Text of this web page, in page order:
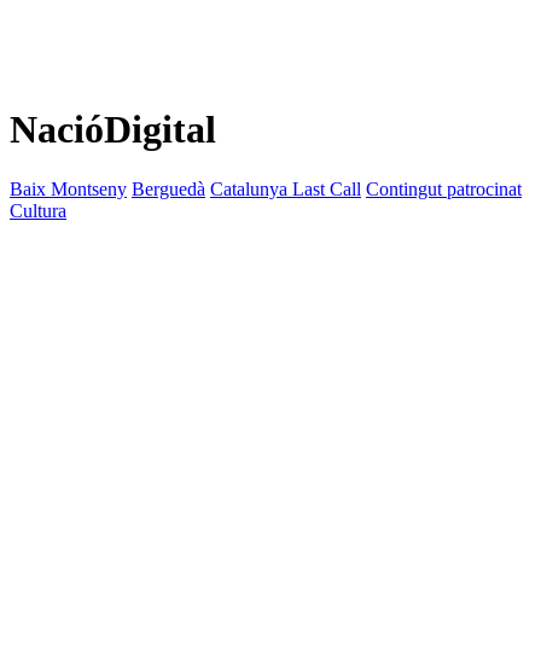
NacióDigital
Baix Montseny Berguedà Catalunya Last Call Contingut patrocinat
Cultura